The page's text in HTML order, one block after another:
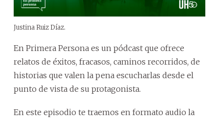
Justina Ruiz Díaz.
En Primera Persona es un pódcast que ofrece
relatos de éxitos, fracasos, caminos recorridos, de
historias que valen la pena escucharlas desde el
punto de vista de su protagonista.
En este episodio te traemos en formato audio la